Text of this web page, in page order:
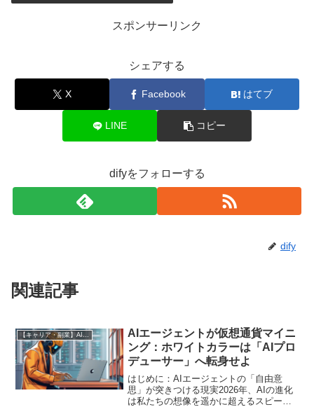
スポンサーリンク
シェアする
X Facebook はてブ
LINE コピー
difyをフォローする
dify
関連記事
【キャリア・副業】AI時代の生存戦略
AIエージェントが仮想通貨マイニ
ング：ホワイトカラーは「AIプロ
デューサー」へ転身せよ
はじめに：AIエージェントの「自由意
思」が突きつける現実2026年、AIの進化
は私たちの想像を遥かに超えるスピード